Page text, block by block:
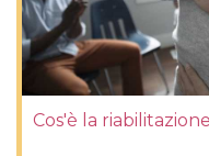
Cos'è la